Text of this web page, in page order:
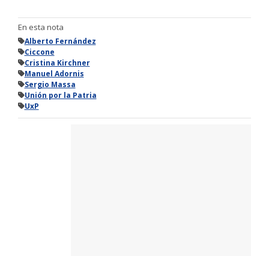
En esta nota
Alberto Fernández
Ciccone
Cristina Kirchner
Manuel Adornis
Sergio Massa
Unión por la Patria
UxP